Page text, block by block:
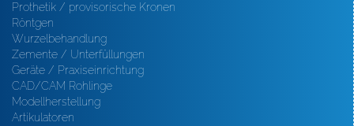
Prothetik / provisorische Kronen
Röntgen
Wurzelbehandlung
Zemente / Unterfüllungen
Geräte / Praxiseinrichtung
CAD/CAM Rohlinge
Modellherstellung
Artikulatoren